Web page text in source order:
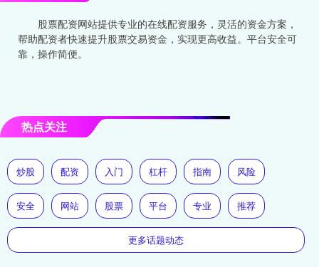
股票配资网站提供专业的在线配资服务，灵活的资金方案，
帮助配资者快速提升股票交易资金，实现更高收益。平台安全可
靠，操作简便。
热点关注
炒股 配资 入门 杠杆 指南 风险
安全 网站 股票 平台 专业 推荐
更多话题动态